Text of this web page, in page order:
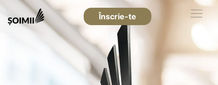
Înscrie-te